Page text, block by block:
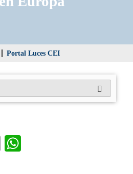
Portal Luces CEI
E